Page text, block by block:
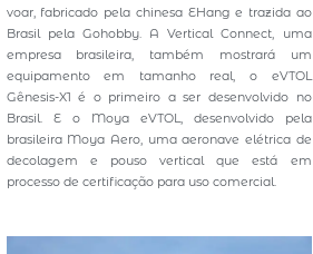
voar, fabricado pela chinesa EHang e trazida ao
Brasil pela Gohobby. A Vertical Connect, uma
empresa brasileira, também mostrará um
equipamento em tamanho real, o eVTOL
Gênesis-X1 é o primeiro a ser desenvolvido no
Brasil. E o Moya eVTOL, desenvolvido pela
brasileira Moya Aero, uma aeronave elétrica de
decolagem e pouso vertical que está em
processo de certificação para uso comercial.